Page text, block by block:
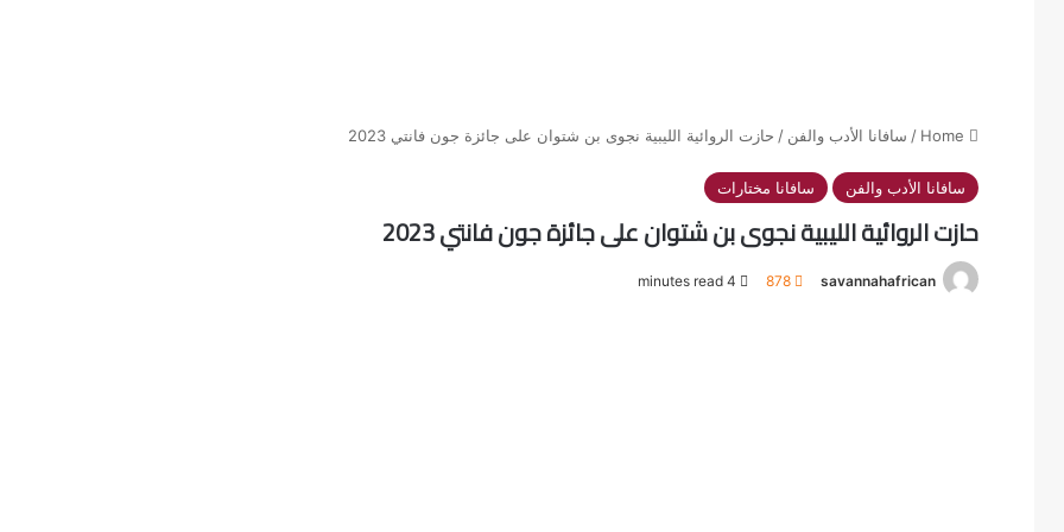
/ سافانا الأدب والفن / حازت الروائية الليبية نجوى بن شتوان على جائزة جون فانتي 2023
سافانا الأدب والفن سافانا مختارات
حازت الروائية الليبية نجوى بن شتوان على جائزة جون فانتي 2023
savannahafrican
878